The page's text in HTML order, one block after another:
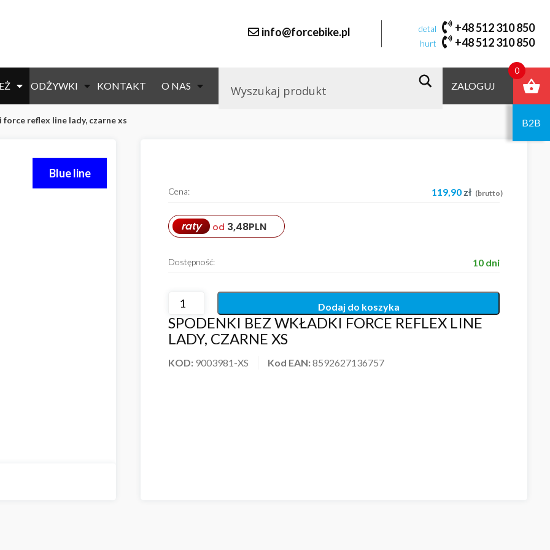
info@forcebike.pl detal +48 512 310 850
hurt +48 512 310 850
ODŻYWKI KONTAKT O NAS ZALOGUJ
B2B
reflex line lady, czarne xs
Blue line
SPODENKI BEZ WKŁADKI FORCE REFLEX LINE
LADY, CZARNE XS
KOD: 9003981-XS Kod EAN:8592627136757
Cena: 119,90 zł (brutto)
raty od 3,48PLN
Dostępność: 10 dni
Dodaj do koszyka
0